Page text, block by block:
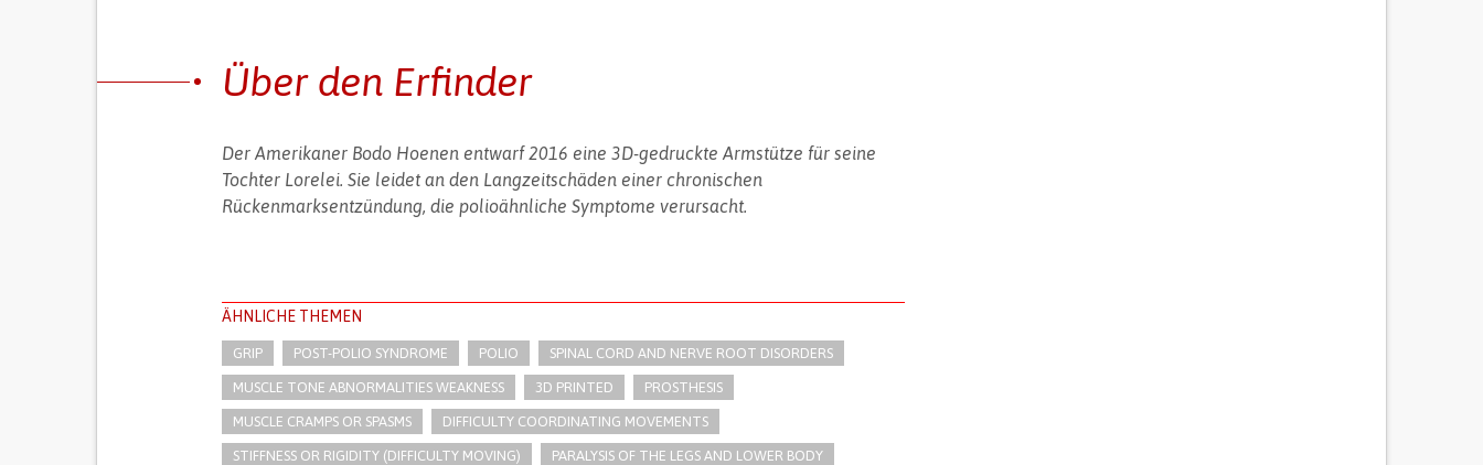
Über den Erfinder
Der Amerikaner Bodo Hoenen entwarf 2016 eine 3D-gedruckte Armstütze für seine
Tochter Lorelei. Sie leidet an den Langzeitschäden einer chronischen
Rückenmarksentzündung, die polioähnliche Symptome verursacht.
ÄHNLICHE THEMEN
GRIP POST-POLIO SYNDROME POLIO SPINAL CORD AND NERVE ROOT DISORDERS
MUSCLE TONE ABNORMALITIES WEAKNESS 3D PRINTED PROSTHESIS
MUSCLE CRAMPS OR SPASMS DIFFICULTY COORDINATING MOVEMENTS
STIFFNESS OR RIGIDITY (DIFFICULTY MOVING) PARALYSIS OF THE LEGS AND LOWER BODY